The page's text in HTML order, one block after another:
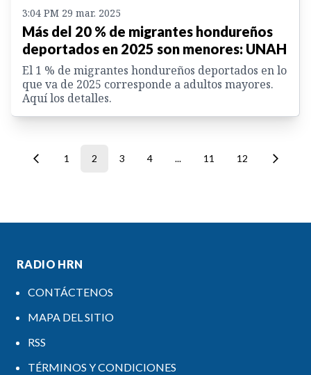
3:04 PM 29 mar. 2025
Más del 20 % de migrantes hondureños
deportados en 2025 son menores: UNAH
El 1 % de migrantes hondureños deportados en lo
que va de 2025 corresponde a adultos mayores.
Aquí los detalles.
1 2 3 4 ... 11 12
RADIO HRN
CONTÁCTENOS
MAPA DEL SITIO
RSS
TÉRMINOS Y CONDICIONES